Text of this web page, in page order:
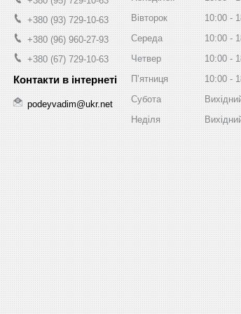
+380 (93) 729-10-63
+380 (96) 960-27-93
+380 (67) 729-10-63
podeyvadim@ukr.net
Вівторок
10:00
Середа
10:00
Четвер
10:00
Пʼятниця
10:00
Субота
Неділя